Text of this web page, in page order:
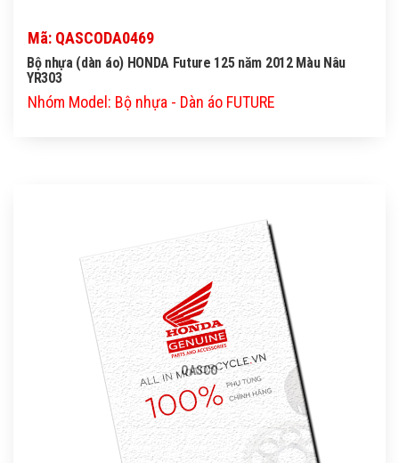
Mã: QASCODA0469
Bộ nhựa (dàn áo) HONDA Future 125 năm 2012 Màu Nâu
YR303
Nhóm Model: Bộ nhựa - Dàn áo FUTURE
QASCO